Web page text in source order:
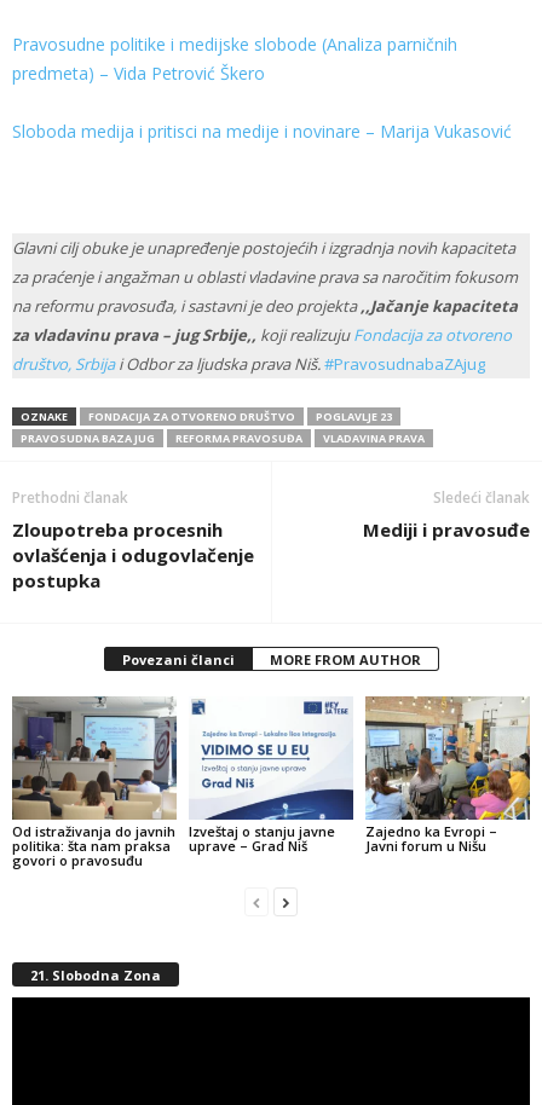
Pravosudne politike i medijske slobode (Analiza parničnih
predmeta) – Vida Petrović Škero
Sloboda medija i pritisci na medije i novinare – Marija Vukasović
Glavni cilj obuke je unapređenje postojećih i izgradnja novih kapaciteta
za praćenje i angažman u oblasti vladavine prava sa naročitim fokusom
na reformu pravosuđa, i sastavni je deo projekta,,Jačanje kapaciteta
za vladavinu prava – jug Srbije,, koji realizujuFondacija za otvoreno
društvo, Srbijai Odbor za ljudska prava Niš.#PravosudnabaZAjug
OZNAKE FONDACIJA ZA OTVORENO DRUŠTVO
POGLAVLJE 23
PRAVOSUDNA BAZA JUG
REFORMA PRAVOSUĐA VLADAVINA PRAVA
Prethodni članak
Zloupotreba procesnih
ovlašćenja i odugovlačenje
postupka
Sledeći članak
Mediji i pravosuđe
Povezani članci MORE FROM AUTHOR
Od istraživanja do javnih
politika: šta nam praksa
govori o pravosuđu
Izveštaj o stanju javne
uprave – Grad Niš
Zajedno ka Evropi –
Javni forum u Nišu
21. Slobodna Zona